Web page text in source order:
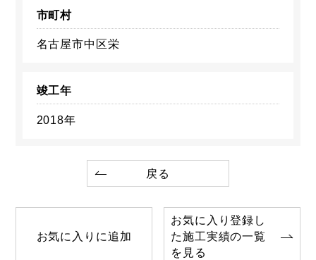
市町村
名古屋市中区栄
竣工年
2018年
戻る
お気に入りに追加
お気に入り登録し
た施工実績の一覧
を見る